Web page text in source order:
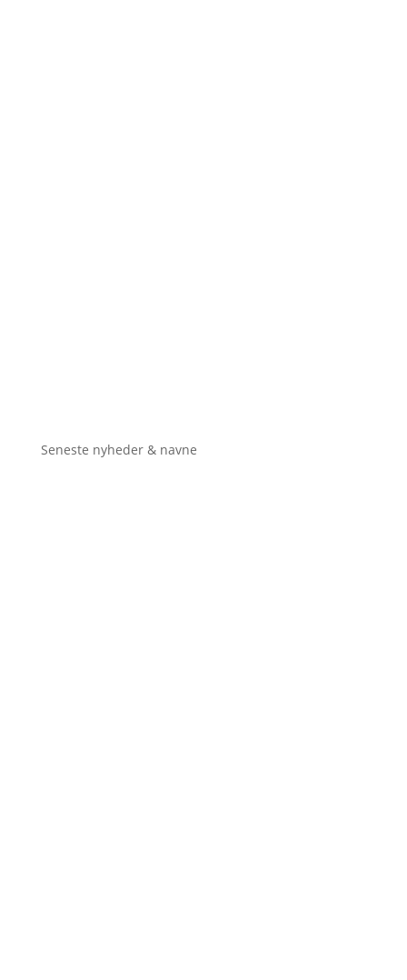
Seneste nyheder & navne